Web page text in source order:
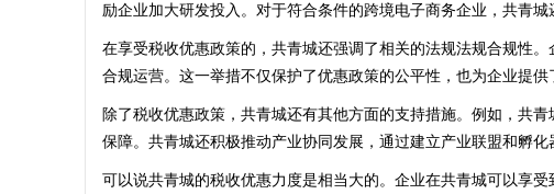
励企业加大研发投入。对于符合条件的跨境电子商务企业，共青
在享受税收优惠政策的，共青城还强调了相关的法规法规合规性
合规运营。这一举措不仅保护了优惠政策的公平性，也为企业提供
除了税收优惠政策，共青城还有其他方面的支持措施。例如，共
保障。共青城还积极推动产业协同发展，通过建立产业联盟和孵化
可以说共青城的税收优惠力度是相当大的。企业在共青城可以享